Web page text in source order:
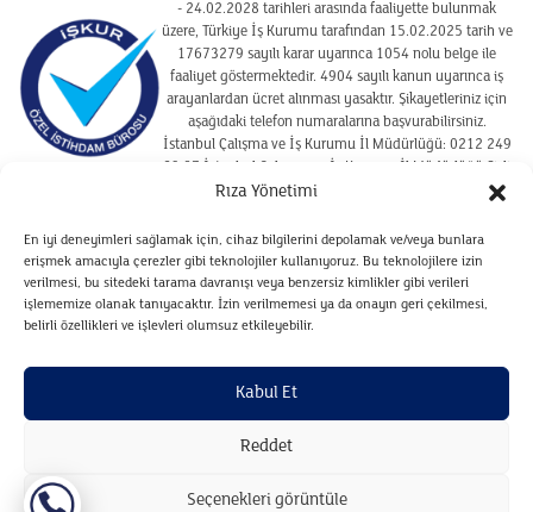
Rıza Yönetimi
En iyi deneyimleri sağlamak için, cihaz bilgilerini depolamak ve/veya bunlara
erişmek amacıyla çerezler gibi teknolojiler kullanıyoruz. Bu teknolojilere izin
verilmesi, bu sitedeki tarama davranışı veya benzersiz kimlikler gibi verileri
işlememize olanak tanıyacaktır. İzin verilmemesi ya da onayın geri çekilmesi,
belirli özellikleri ve işlevleri olumsuz etkileyebilir.
Kabul Et
Reddet
Seçenekleri görüntüle
- 24.02.2028 tarihleri arasında faaliyette bulunmak
üzere, Türkiye İş Kurumu tarafından 15.02.2025 tarih ve
17673279 sayılı karar uyarınca 1054 nolu belge ile
faaliyet göstermektedir. 4904 sayılı kanun uyarınca iş
arayanlardan ücret alınması yasaktır. Şikayetleriniz için
aşağıdaki telefon numaralarına başvurabilirsiniz.
İstanbul Çalışma ve İş Kurumu İl Müdürlüğü: 0212 249
29 87 İstanbul Çalışma ve İş Kurumu İl Müdürlüğü Şişli
Hizmet Merkezi : 02122910925
SITE KULLANIM KOŞULLARI
ÇEREZ POLITIKASI
VERILERIN SAKLANMASI VE İMHA POLITIKASI
ADAYLARA İLIŞKIN AYDINLATMA METNI
ZIYARETÇILERE İLIŞKIN AYDINLATMA METNI